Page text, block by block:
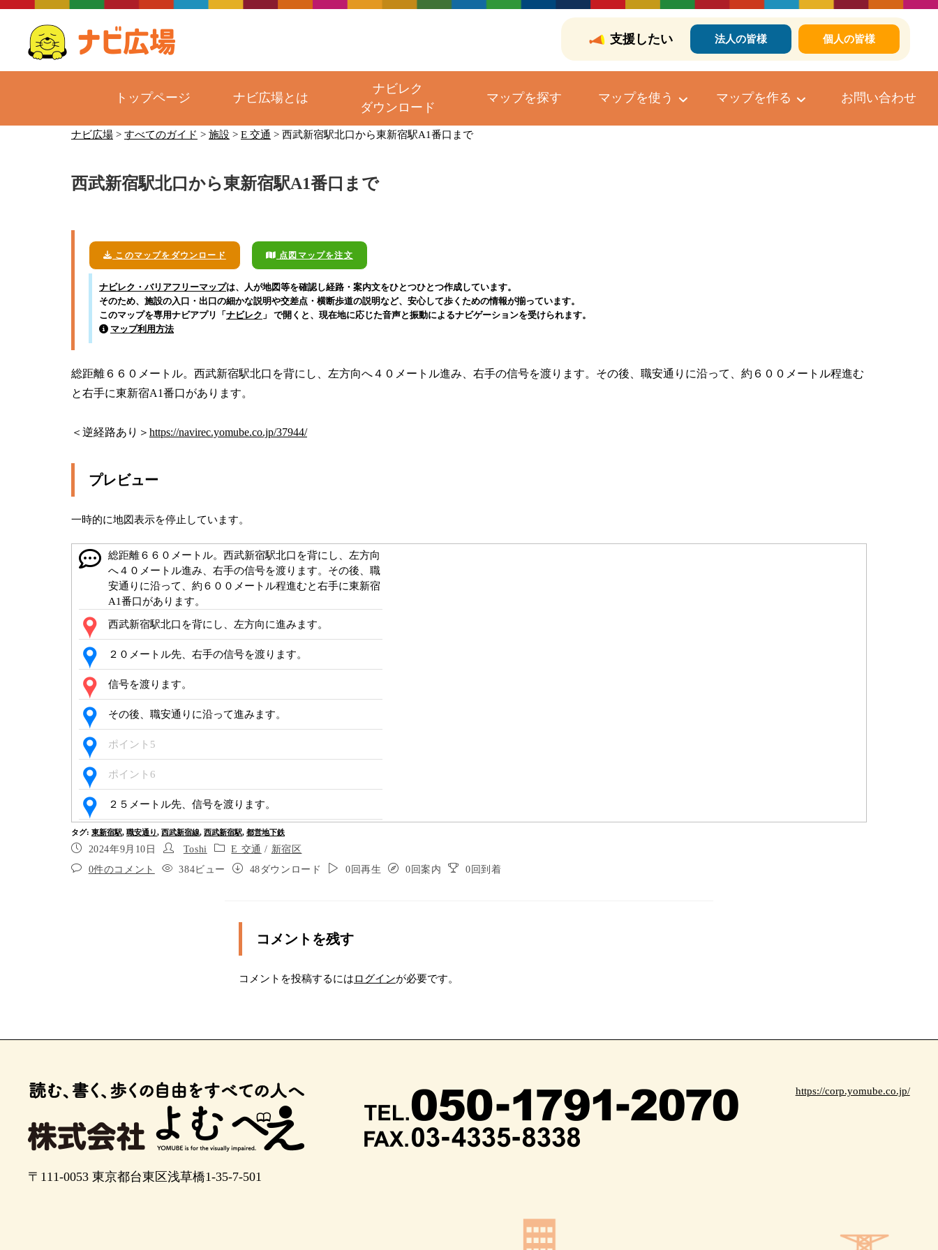
支援したい 法人の皆様 個人の皆様
トップページ ナビ広場とは
ナビレク
ダウンロード
マップを探す マップを使う マップを作る お問い合わせ
ナビ広場 > すべてのガイド > 施設 > E 交通 > 西武新宿駅北口から東新宿駅A1番口まで
西武新宿駅北口から東新宿駅A1番口まで
このマップをダウンロード 点図マップを注文
ナビレク・バリアフリーマップは、人が地図等を確認し経路・案内文をひとつひとつ作成しています。
そのため、施設の入口・出口の細かな説明や交差点・横断歩道の説明など、安心して歩くための情報が揃っています。
このマップを専用ナビアプリ「 ナビレク 」 で開くと、現在地に応じた音声と振動によるナビゲーションを受けられます。
マップ利用方法
総距離６６０メートル。西武新宿駅北口を背にし、左方向へ４０メートル進み、右手の信号を渡ります。その後、職安通りに沿って、約６００メートル程進む
と右手に東新宿A1番口があります。
＜逆経路あり＞ https://navirec.yomube.co.jp/37944/
プレビュー
一時的に地図表示を停止しています。
総距離６６０メートル。西武新宿駅北口を背にし、左方向
へ４０メートル進み、右手の信号を渡ります。その後、職
安通りに沿って、約６００メートル程進むと右手に東新宿
A1番口があります。
西武新宿駅北口を背にし、左方向に進みます。
２０メートル先、右手の信号を渡ります。
信号を渡ります。
その後、職安通りに沿って進みます。
ポイント5
ポイント6
２５メートル先、信号を渡ります。
信号を渡ります。
ポイント9
２０メートル先、横断歩道を渡ります。
２０メートル先、信号を渡ります。
信号を渡ります。
タグ: 東新宿駅, 職安通り, 西武新宿線, 西武新宿駅, 都営地下鉄
2024年9月10日 Toshi E 交通 / 新宿区
0件のコメント
384ビュー 48ダウンロード 0回再生 0回案内 0回到着
コメントを残す
コメントを投稿するにはログインが必要です。
〒111-0053東京都台東区浅草橋1-35-7-501
https://corp.yomube.co.jp/